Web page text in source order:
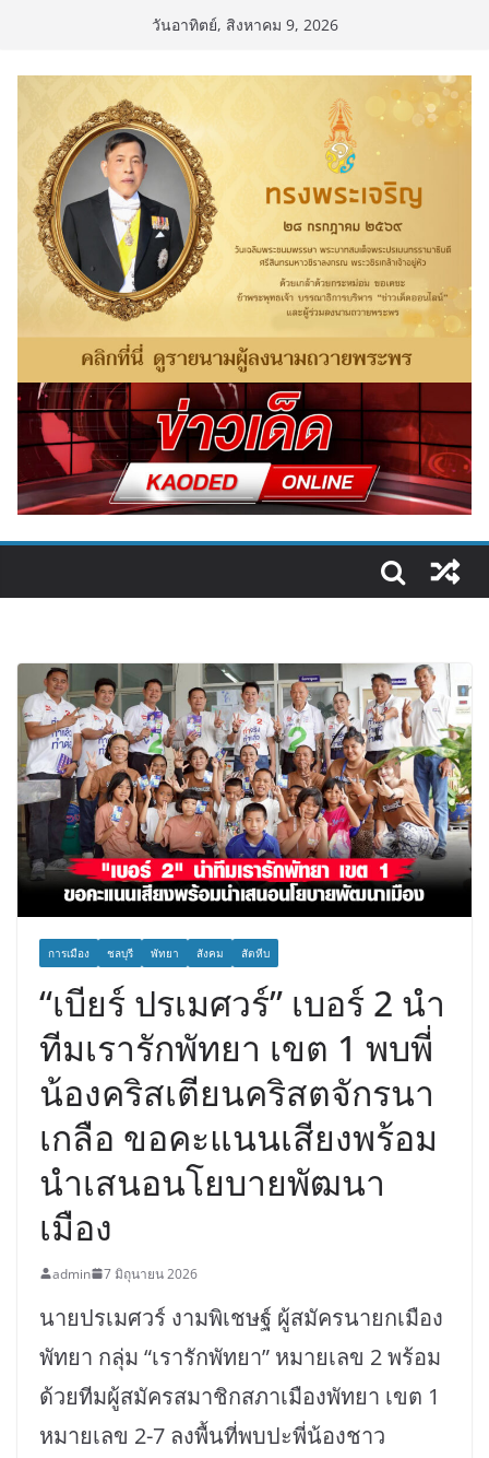
content
วันอาทิตย์, สิงหาคม 9, 2026
การเมือง ชลบุรี พัทยา สังคม สัตหีบ
“เบียร์ ปรเมศวร์” เบอร์ 2 นำ
ทีมเรารักพัทยา เขต 1 พบพี่
น้องคริสเตียนคริสตจักรนา
เกลือ ขอคะแนนเสียงพร้อม
นำเสนอนโยบายพัฒนา
เมือง
admin 7 มิถุนายน 2026
นายปรเมศวร์ งามพิเชษฐ์ ผู้สมัครนายกเมือง
พัทยา กลุ่ม “เรารักพัทยา” หมายเลข 2 พร้อม
ด้วยทีมผู้สมัครสมาชิกสภาเมืองพัทยา เขต 1
หมายเลข 2-7 ลงพื้นที่พบปะพี่น้องชาว